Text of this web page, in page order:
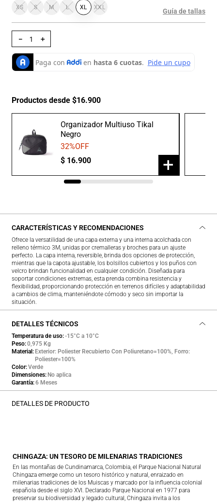
XS S M L XL XXL
Guía de tallas
＋
－
Productos desde $16.900
Organizador Multiuso Tikal
Negro
32%OFF
$ 16.900 +
CARACTERÍSTICAS Y RECOMENDACIONES
Ofrece la versatilidad de una capa externa y una interna acolchada con
relleno térmico 3M, unidas por cremalleras y broches para un ajuste
perfecto. La capa interna, reversible, brinda dos opciones de protección,
mientras que la capota ajustable, los bolsillos cubiertos y los puños con
velcro brindan funcionalidad en cualquier condición. Diseñada para
soportar condiciones extremas, esta prenda combina resistencia y
flexibilidad, proporcionando protección en terrenos difíciles y adaptabilidad
a cambios de clima, manteniéndote cómodo y seco sin importar la
situación.
DETALLES TÉCNICOS
Temperatura de uso -15°C a 10°C
Peso 0,975 Kg
Material
Exterior: Poliester Recubierto Con Poliuretano=100%, Forro:
Poliester=100%
Color Verde
Dimensiones No aplica
Garantía 6 Meses
DETALLES DE PRODUCTO
CHINGAZA: UN TESORO DE MILENARIAS TRADICIONES
En las montañas de Cundinamarca, Colombia, el Parque Nacional Natural
Chingaza emerge como un tesoro histórico y natural, enraizado en
milenarias tradiciones de los Muiscas y marcado por la influencia colonial
española desde el siglo XVI. Declarado Parque Nacional en 1977 para
preservar su biodiversidad y legado cultural, Chingaza invita a los